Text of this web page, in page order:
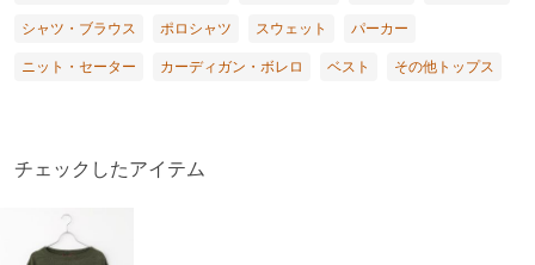
シャツ・ブラウス ポロシャツ スウェット パーカー
ニット・セーター カーディガン・ボレロ ベスト その他トップス
チェックしたアイテム